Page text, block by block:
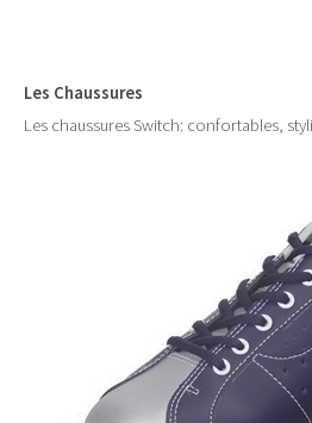
Les Chaussures
Les chaussures Switch: confortables,